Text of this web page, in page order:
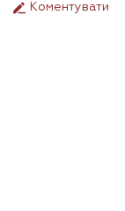
Коментувати